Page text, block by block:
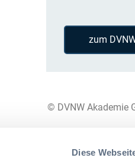
Diese
zum
© DVNW Akademie